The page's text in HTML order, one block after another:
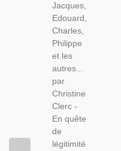
Et Les
Autres,
Christine
Clerc,
1994 -
Biographie
Politique,
R.P.R.
Jacques,
Edouard,
Charles,
Philippe
et les
autres...
par
Christine
Clerc -
En quête
de
légitimité